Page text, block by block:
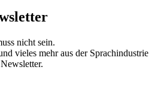
nicht sein.
vieles mehr aus der Sprachindustrie